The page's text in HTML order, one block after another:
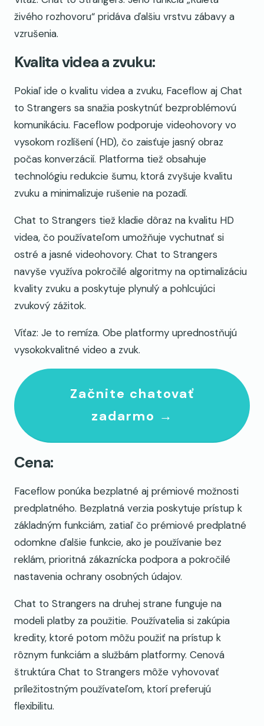
živého rozhovoru“ pridáva ďalšiu vrstvu zábavy a
vzrušenia.
Kvalita videa a zvuku:
Pokiaľ ide o kvalitu videa a zvuku, Faceflow aj Chat
to Strangers sa snažia poskytnúť bezproblémovú
komunikáciu. Faceflow podporuje videohovory vo
vysokom rozlíšení (HD), čo zaisťuje jasný obraz
počas konverzácií. Platforma tiež obsahuje
technológiu redukcie šumu, ktorá zvyšuje kvalitu
zvuku a minimalizuje rušenie na pozadí.
Chat to Strangers tiež kladie dôraz na kvalitu HD
videa, čo používateľom umožňuje vychutnať si
ostré a jasné videohovory. Chat to Strangers
navyše využíva pokročilé algoritmy na optimalizáciu
kvality zvuku a poskytuje plynulý a pohlcujúci
zvukový zážitok.
Víťaz: Je to remíza. Obe platformy uprednostňujú
vysokokvalitné video a zvuk.
Začnite chatovať
zadarmo →
Cena:
Faceflow ponúka bezplatné aj prémiové možnosti
predplatného. Bezplatná verzia poskytuje prístup k
základným funkciám, zatiaľ čo prémiové predplatné
odomkne ďalšie funkcie, ako je používanie bez
reklám, prioritná zákaznícka podpora a pokročilé
nastavenia ochrany osobných údajov.
Chat to Strangers na druhej strane funguje na
modeli platby za použitie. Používatelia si zakúpia
kredity, ktoré potom môžu použiť na prístup k
rôznym funkciám a službám platformy. Cenová
štruktúra Chat to Strangers môže vyhovovať
príležitostným používateľom, ktorí preferujú
flexibilitu.